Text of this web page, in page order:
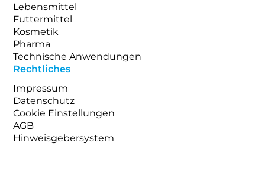
Lebensmittel
Futtermittel
Kosmetik
Pharma
Technische Anwendungen
Rechtliches
Impressum
Datenschutz
Cookie Einstellungen
AGB
Hinweisgebersystem